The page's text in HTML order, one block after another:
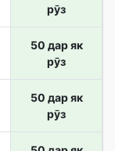
рӯз
50 дар як
рӯз
50 дар як
рӯз